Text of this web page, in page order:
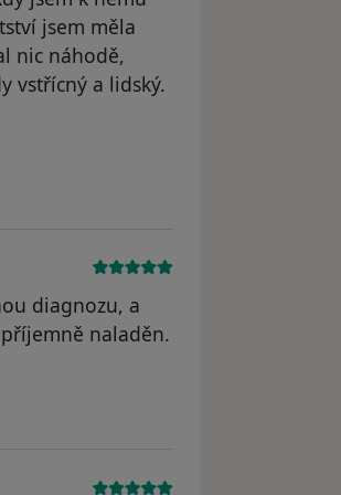
jsem měla
nic náhodě,
vstřícný a lidský.
diagnozu, a
naladěn.